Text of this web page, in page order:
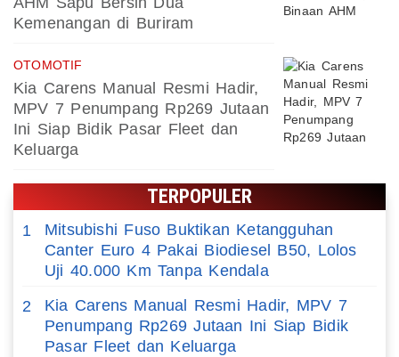
Kemenangan di Buriram
OTOMOTIF
Kia Carens Manual Resmi Hadir,
MPV 7 Penumpang Rp269 Jutaan
Ini Siap Bidik Pasar Fleet dan
Keluarga
TERPOPULER
1
Mitsubishi Fuso Buktikan Ketangguhan
Canter Euro 4 Pakai Biodiesel B50, Lolos
Uji 40.000 Km Tanpa Kendala
2
Kia Carens Manual Resmi Hadir, MPV 7
Penumpang Rp269 Jutaan Ini Siap Bidik
Pasar Fleet dan Keluarga